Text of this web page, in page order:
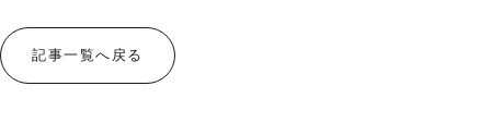
記事一覧へ戻る